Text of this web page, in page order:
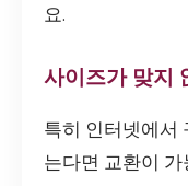
요.
사이즈가 맞지
특히 인터넷에서
는다면 교환이